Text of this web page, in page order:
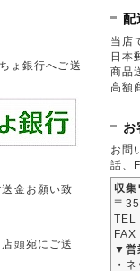
ょ銀行へご送
金お願い致
頭宛にご送
配
当店
日本
商品
高額
お
お問
話、
収集
〒
TEL
▼営
・